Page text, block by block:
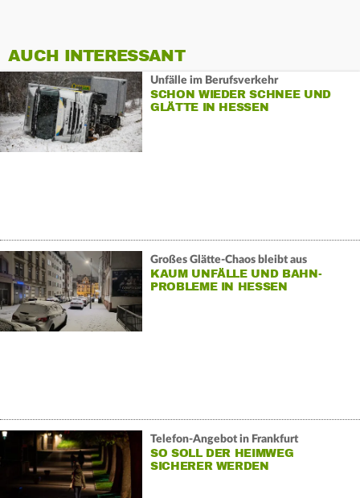
AUCH INTERESSANT
Unfälle im Berufsverkehr
SCHON WIEDER SCHNEE UND
GLÄTTE IN HESSEN
Großes Glätte-Chaos bleibt aus
KAUM UNFÄLLE UND BAHN-
PROBLEME IN HESSEN
Telefon-Angebot in Frankfurt
SO SOLL DER HEIMWEG
SICHERER WERDEN